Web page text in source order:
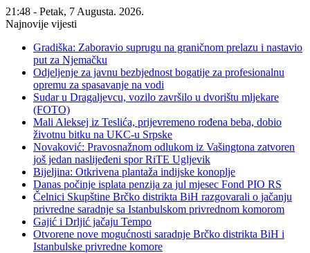
21:48 - Petak, 7 Augusta. 2026.
Najnovije vijesti
Gradiška: Zaboravio suprugu na graničnom prelazu i nastavio
put za Njemačku
Odjeljenje za javnu bezbjednost bogatije za profesionalnu
opremu za spasavanje na vodi
Sudar u Dragaljevcu, vozilo završilo u dvorištu mljekare
(FOTO)
Mali Aleksej iz Teslića, prijevremeno rođena beba, dobio
životnu bitku na UKC-u Srpske
Novaković: Pravosnažnom odlukom iz Vašingtona zatvoren
još jedan naslijeđeni spor RiTE Ugljevik
Bijeljina: Otkrivena plantaža indijske konoplje
Danas počinje isplata penzija za jul mjesec Fond PIO RS
Čelnici Skupštine Brčko distrikta BiH razgovarali o jačanju
privredne saradnje sa Istanbulskom privrednom komorom
Gajić i Drljić jačaju Tempo
Otvorene nove mogućnosti saradnje Brčko distrikta BiH i
Istanbulske privredne komore